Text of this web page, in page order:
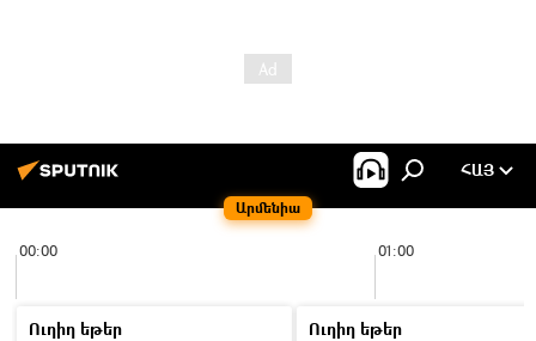
Արմենիա
ՀԱՅ
00:00 01:00
Ուղիղ եթեր
Ուղիղ եթեր